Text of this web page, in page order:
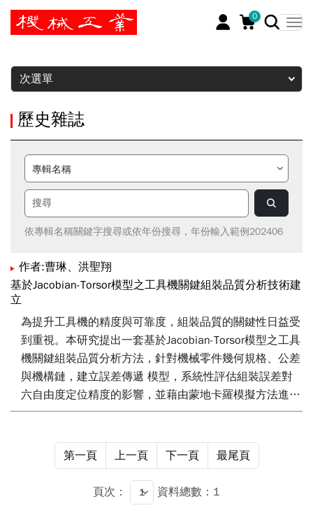
0
暫停
次選單
歷史雜誌
依專輯名稱關鍵字搜尋或依年份搜尋，年份輸入範例202406
作者:曹琳、洪聖翔
基於Jacobian-Torsor模型之工具機關鍵組裝品質分析技術建
立
為提升工具機的精度與可靠度，組裝品質的關鍵性日益受
到重視。本研究提出一套基於Jacobian-Torsor模型之工具
機關鍵組裝品質分析方法，針對機械零件幾何規格、公差
與機構鏈，建立誤差傳遞 模型，系統性評估組裝誤差對
六自由度定位精度的影響，並藉由蒙地卡羅模擬方法進行
統計分析，以辨 識對整體性能影響較大的關鍵公差。本
立智慧 化的誤差補償與品質控制機制，進一步強化工具
機整體性能與製造競爭力。
第一頁 上一頁 下一頁 最尾頁
頁次： 資料總數：1